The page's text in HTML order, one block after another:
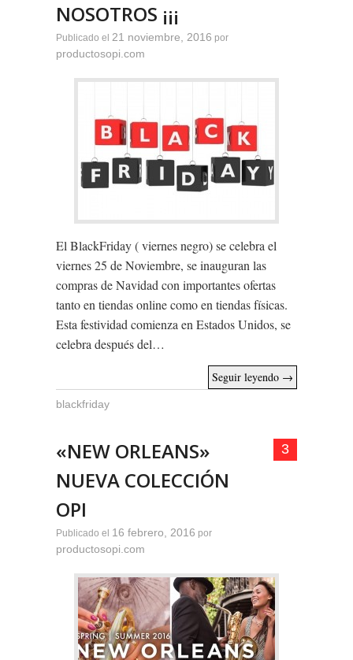
NOSOTROS ¡¡¡
Publicado el 21 noviembre, 2016 por
productosopi.com
El BlackFriday ( viernes negro) se celebra el
viernes 25 de Noviembre, se inauguran las
compras de Navidad con importantes ofertas
tanto en tiendas online como en tiendas físicas.
Esta festividad comienza en Estados Unidos, se
celebra después del…
Seguir leyendo →
blackfriday
3
«NEW ORLEANS»
NUEVA COLECCIÓN
OPI
Publicado el 16 febrero, 2016 por
productosopi.com